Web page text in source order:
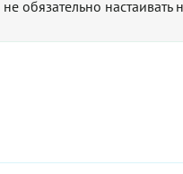
обязательно настаивать